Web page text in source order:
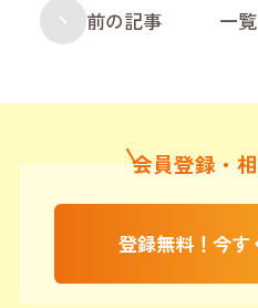
前の記事 一
会員登録・
登録無料！今す